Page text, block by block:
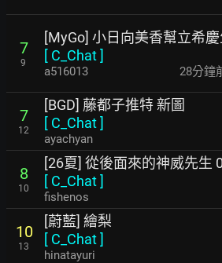
7
9
[MyGo] 小日向美香幫立希
[ C_Chat]
a516013 28分鐘
7
12
[BGD] 藤都子推特 新圖
[ C_Chat]
ayachyan
8
10
[26夏] 從後面來的神威先生
[ C_Chat]
fishenos
10
13
[蔚藍] 繪梨
[ C_Chat]
hinatayuri